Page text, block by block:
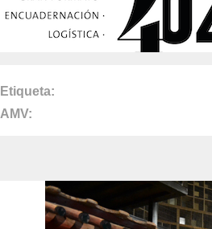
Etiqueta
AMV